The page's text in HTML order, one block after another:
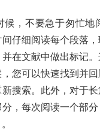
候，不要急于匆忙地
仔细阅读每个段落
在文献中做出标记
您可以快速找到并
搜索。此外，对于
，每次阅读一个部